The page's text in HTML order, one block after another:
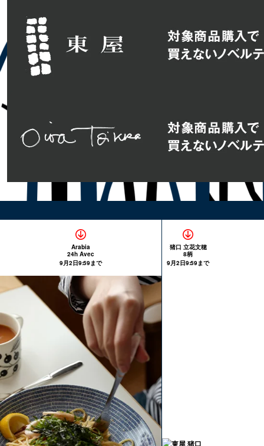
Arabia
24h Avec
9月2日9:59まで
猪口 立花文穂
8柄
9月2日9:59まで